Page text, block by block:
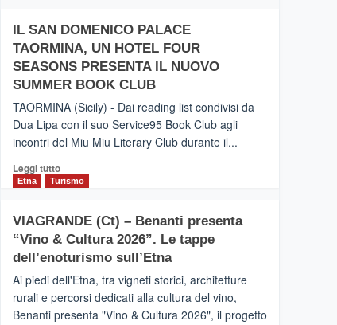
PIEDIMONTE
ETNEO
–
Meta
privilegiata
secondo
i
di
Airbnb.
la
Valle
Alcantara
nei
primi
classifica
IL SAN DOMENICO PALACE
TAORMINA, UN HOTEL FOUR
SEASONS PRESENTA IL NUOVO
SUMMER BOOK CLUB
TAORMINA (Sicily) - Dai reading list condivisi da
Dua Lipa con il suo Service95 Book Club agli
incontri del Miu Miu Literary Club durante il...
Leggi tuttoLeggi
di
IL
SAN
DOMENICO
TAORMINA,
UN
HOTEL
Etna Turismo
VIAGRANDE (Ct) – Benanti presenta
“Vino & Cultura 2026”. Le tappe
dell’enoturismo sull’Etna
Ai piedi dell'Etna, tra vigneti storici, architetture
rurali e percorsi dedicati alla cultura del vino,
Benanti presenta "Vino & Cultura 2026", il progetto